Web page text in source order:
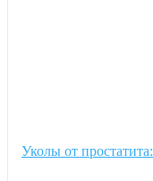
Уколы от